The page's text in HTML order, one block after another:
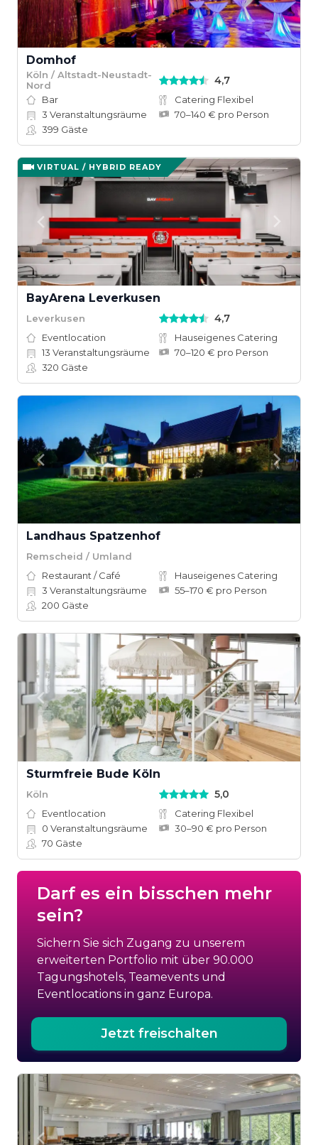
Domhof
Köln / Altstadt-Neustadt-
Nord
4,7
Bar
Catering Flexibel
3 Veranstaltungsräume
70–140 € pro Person
399 Gäste
VIRTUAL / HYBRID READY
BayArena Leverkusen
Leverkusen 4,7
Eventlocation
Hauseigenes Catering
13 Veranstaltungsräume
70–120 € pro Person
320 Gäste
Landhaus Spatzenhof
Remscheid / Umland
Restaurant / Café
Hauseigenes Catering
3 Veranstaltungsräume
55–170 € pro Person
200 Gäste
Sturmfreie Bude Köln
Köln 5,0
Eventlocation
Catering Flexibel
0 Veranstaltungsräume
30–90 € pro Person
70 Gäste
Darf es ein bisschen mehr
sein?
Sichern Sie sich Zugang zu unserem
erweiterten Portfolio mit über 90.000
Tagungshotels, Teamevents und
Eventlocations in ganz Europa.
Jetzt freischalten